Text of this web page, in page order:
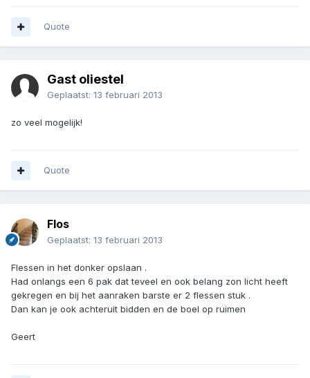
Quote
Gast oliestel
Geplaatst: 13 februari 2013
zo veel mogelijk!
Quote
Flos
Geplaatst: 13 februari 2013
Flessen in het donker opslaan .
Had onlangs een 6 pak dat teveel en ook belang zon licht heeft
gekregen en bij het aanraken barste er 2 flessen stuk .
Dan kan je ook achteruit bidden en de boel op ruimen
Geert